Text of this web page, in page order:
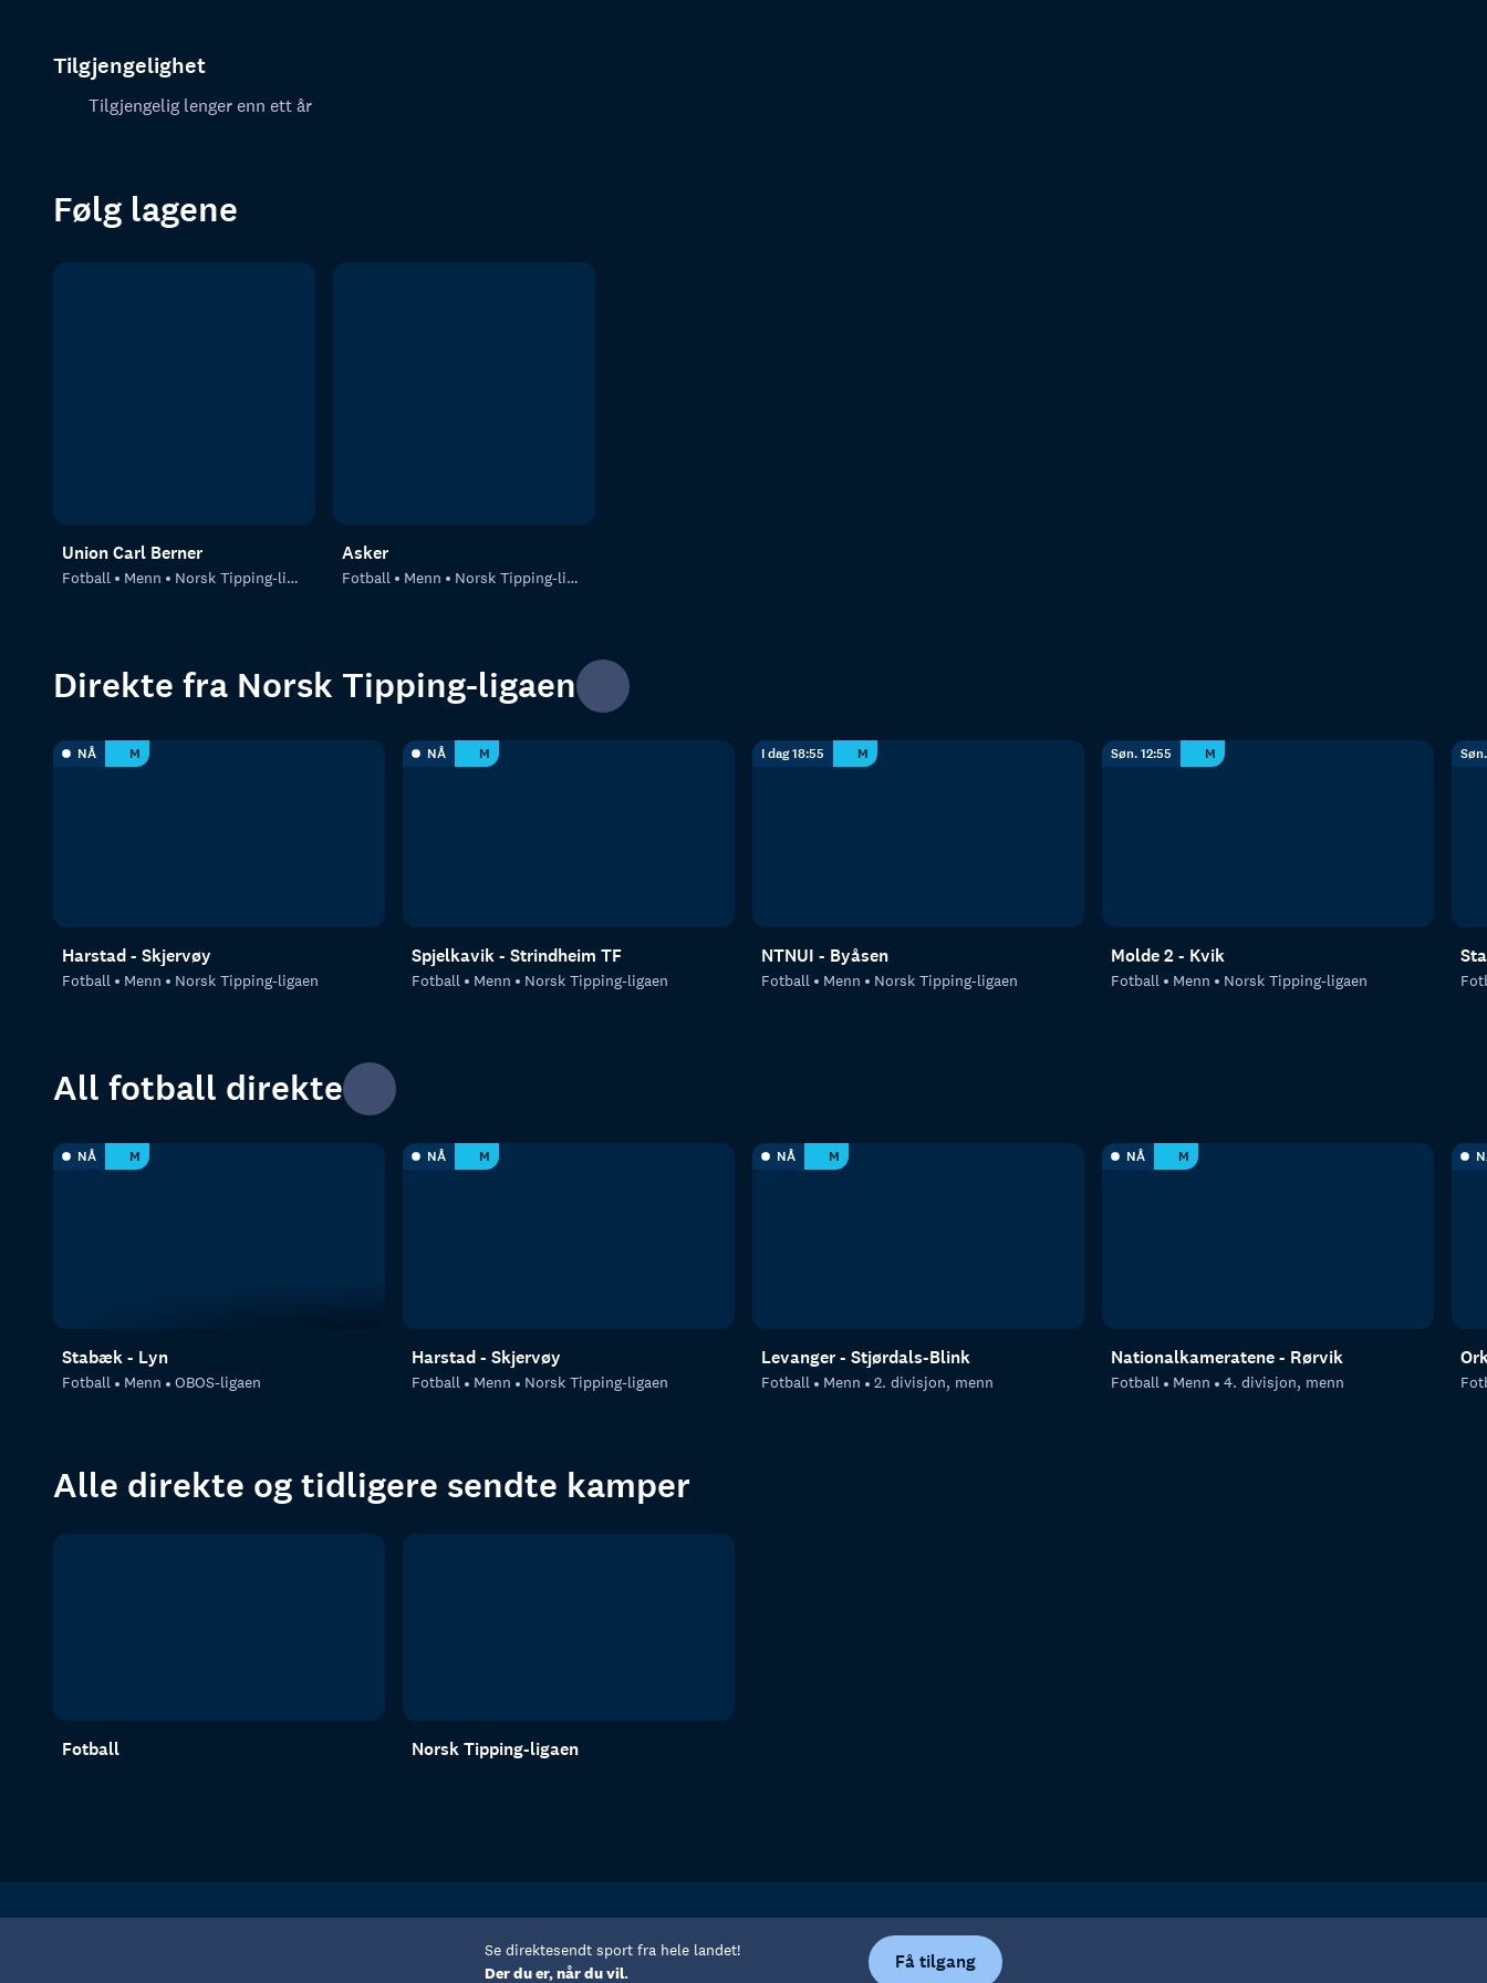
Se direktesendt sport fra hele landet!
Der du er, når du vil.
Få tilgang
Tilgjengelighet
Tilgjengelig lenger enn ett år
Følg lagene
Union Carl Berner
Fotball Menn Norsk Tipping-ligaen
Asker
Fotball Menn Norsk Tipping-ligaen
Direkte fra Norsk Tipping-ligaen
NÅ M
Harstad - Skjervøy
Fotball Menn Norsk Tipping-ligaen
NÅ M
Spjelkavik - Strindheim TF
Fotball Menn Norsk Tipping-ligaen
I dag 18:55 M
NTNUI - Byåsen
Fotball Menn Norsk Tipping-ligaen
Søn. 12:55 M
Molde 2 - Kvik
Fotball Menn Norsk Tipping-ligaen
All fotball direkte
NÅ M
Stabæk - Lyn
Fotball Menn OBOS-ligaen
NÅ M
Harstad - Skjervøy
Fotball Menn Norsk Tipping-ligaen
NÅ M
Levanger - Stjørdals-Blink
Fotball Menn 2. divisjon, menn
NÅ M
Nationalkameratene - Rørvik
Fotball Menn 4. divisjon, menn
Alle direkte og tidligere sendte kamper
Fotball Norsk Tipping-ligaen